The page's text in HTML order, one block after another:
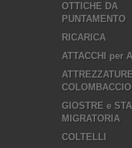
OTTICHE DA
PUNTAMENTO
RICARICA
ATTACCHI per
COLOMBACCIO
GIOSTRE e
MIGRATORIA
COLTELLI